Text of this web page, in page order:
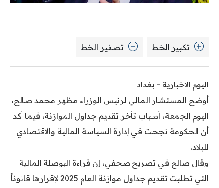
تكبير الخط تصغير الخط
اليوم الاخبارية - بغداد
أوضح المستشار المالي لرئيس الوزراء مظهر محمد صالح،
اليوم الجمعة، أسباب تأخر تقديم جداول الموازنة، فيما أكد
أن الحكومة نجحت في إدارة السياسة المالية والاقتصادي
للبلاد.
وقال صالح في تصريح صحفي، إن قراءة البوصلة المالية
التي تطلبت تقديم جداول موازنة العام 2025 لإقرارها قانوناً